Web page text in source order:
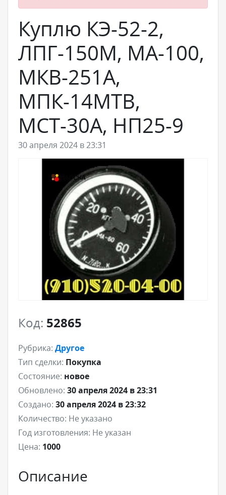
Куплю КЭ-52-2,
ЛПГ-150М, МА-100,
МКВ-251А,
МПК-14МТВ,
МСТ-30А, НП25-9
30 апреля 2024 в 23:31
Код: 52865
Рубрика: Другое
Тип сделки: Покупка
Состояние: новое
Обновлено: 30 апреля 2024 в 23:31
Создано: 30 апреля 2024 в 23:32
Количество: Не указано
Год изготовления: Не указан
Цена: 1000
Описание